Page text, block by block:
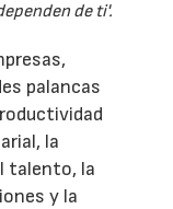
de ti'.
palancas
la
talento, la
y la